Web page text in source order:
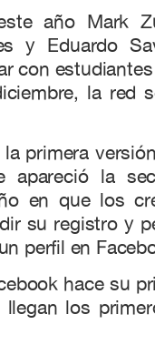
año Mark
y Eduardo
con
la red
primera
apareció la
en que los
su registro y
perfil en
hace su
los